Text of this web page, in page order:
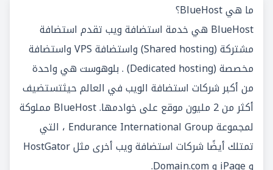
ما هي BlueHost؟
BlueHost هي خدمة استضافة ويب تقدم استضافة
مشتركة (Shared hosting) واستضافة VPS واستضافة
مخصصة (Dedicated hosting) . بلوهوست هي واحدة
من أكبر شركات استضافة الويب في العالم حيثتستضيف
أكثر من 2 مليون موقع على خوادمها. BlueHost مملوكة
لمجموعة Endurance International Group ، التي
تمتلك أيضًا شركات استضافة ويب أخرى مثل HostGator
و iPage و Domain.com.